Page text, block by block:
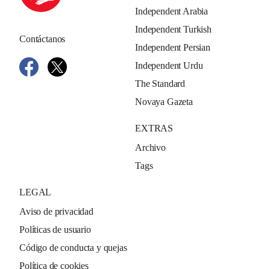
Contáctanos
Independent Arabia
Independent Turkish
Independent Persian
Independent Urdu
The Standard
Novaya Gazeta
EXTRAS
Archivo
Tags
LEGAL
Aviso de privacidad
Políticas de usuario
Código de conducta y quejas
Política de cookies